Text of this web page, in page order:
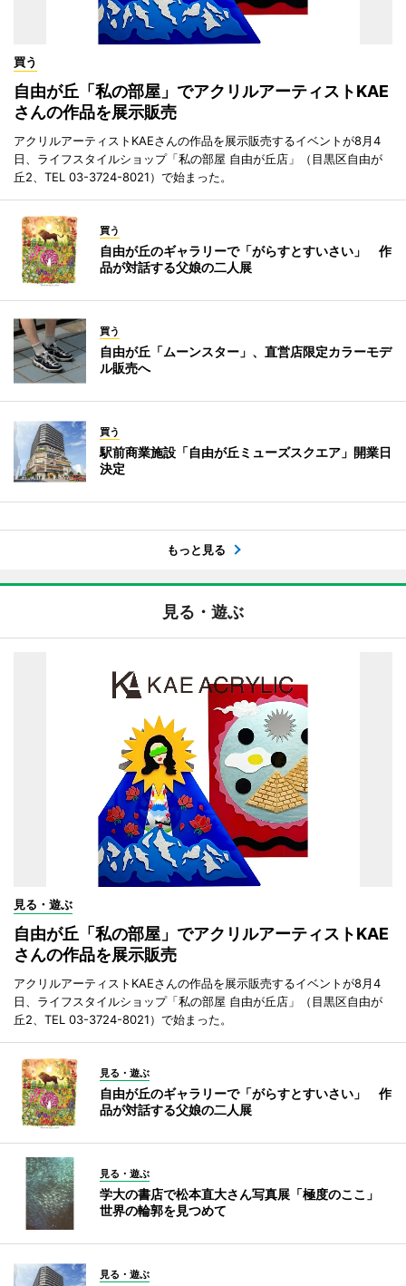
買う
自由が丘「私の部屋」でアクリルアーティストKAE
さんの作品を展示販売
アクリルアーティストKAEさんの作品を展示販売するイベントが8月4
日、ライフスタイルショップ「私の部屋 自由が丘店」（目黒区自由が
丘2、TEL 03-3724-8021）で始まった。
買う
自由が丘のギャラリーで「がらすとすいさい」 作
品が対話する父娘の二人展
買う
自由が丘「ムーンスター」、直営店限定カラーモデ
ル販売へ
買う
駅前商業施設「自由が丘ミューズスクエア」開業日
決定
もっと見る
見る・遊ぶ
見る・遊ぶ
自由が丘「私の部屋」でアクリルアーティストKAE
さんの作品を展示販売
アクリルアーティストKAEさんの作品を展示販売するイベントが8月4
日、ライフスタイルショップ「私の部屋 自由が丘店」（目黒区自由が
丘2、TEL 03-3724-8021）で始まった。
見る・遊ぶ
自由が丘のギャラリーで「がらすとすいさい」 作
品が対話する父娘の二人展
見る・遊ぶ
学大の書店で松本直大さん写真展「極度のここ」
世界の輪郭を見つめて
見る・遊ぶ